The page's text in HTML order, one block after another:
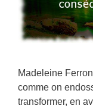
Madeleine
comme on
transformer, en